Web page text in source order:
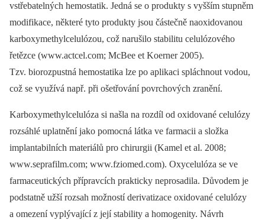
vstřebatelných hemostatik. Jedná se o produkty s vyšším stupněm
modifikace, některé tyto produkty jsou částečně naoxidovanou
karboxymethylcelulózou, což narušilo stabilitu celulózového
řetězce (www.actcel.com; McBee et Koerner 2005).
Tzv. biorozpustná hemostatika lze po aplikaci spláchnout vodou,
což se využívá např. při ošetřování povrchových zranění.
Karboxymethylcelulóza si našla na rozdíl od oxidované celulózy
rozsáhlé uplatnění jako pomocná látka ve farmacii a složka
implantabilních materiálů pro chirurgii (Kamel et al. 2008;
www.seprafilm.com; www.fziomed.com). Oxycelulóza se ve
farmaceutických přípravcích prakticky neprosadila. Důvodem je
podstatně užší rozsah možností derivatizace oxidované celulózy
a omezení vyplývající z její stability a homogenity. Návrh